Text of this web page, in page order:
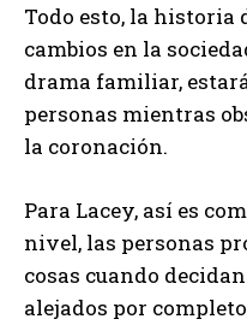
Todo esto, la historia
cambios en la
drama familiar,
personas mientras
la coronación.
Para Lacey, así es
nivel, las personas
cosas cuando
alejados por